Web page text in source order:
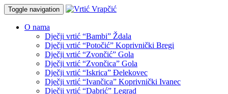
Toggle navigation
O nama
Dječji vrtić “Bambi” Ždala
Dječji vrtić “Potočić” Koprivnički Bregi
Dječji vrtić “Zvončić” Gola
Dječji vrtić “Zvončica” Gola
Dječji vrtić “Iskrica” Đelekovec
Dječji vrtić “Ivančica” Koprivnički Ivanec
Dječji vrtić “Dabrić” Legrad